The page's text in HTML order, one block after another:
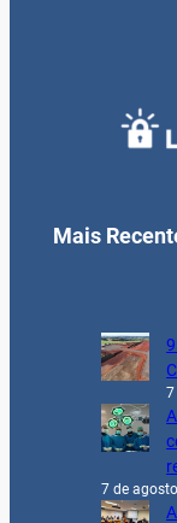
Mais
7
7 de